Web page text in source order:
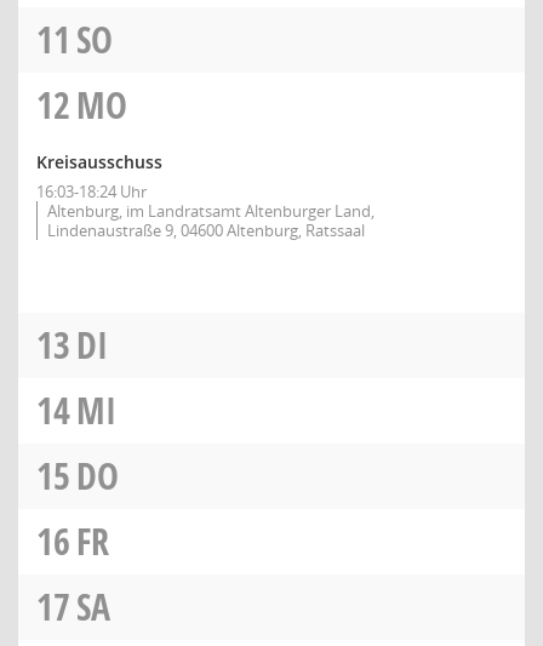
11 SO
12MO
Kreisausschuss
16:03-18:24 Uhr
Altenburg, im Landratsamt Altenburger Land,
Lindenaustraße 9, 04600 Altenburg, Ratssaal
13DI
14MI
15DO
16FR
17SA